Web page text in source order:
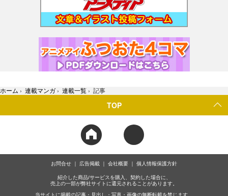
ホーム › 連載マンガ › 連載一覧 › 記事
TOP
お問合せ 広告掲載 会社概要 個人情報保護方針
紹介した商品/サービスを購入、契約した場合に、
売上の一部が弊社サイトに還元されることがあります。